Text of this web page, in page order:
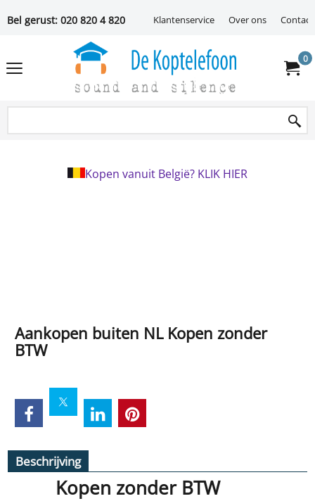
Bel gerust: 020 820 4 820 Klantenservice Over ons
0
Kopen vanuit België? KLIK HIER
Aankopen buiten NL Kopen zonder
BTW
Beschrijving
Kopen zonder BTW